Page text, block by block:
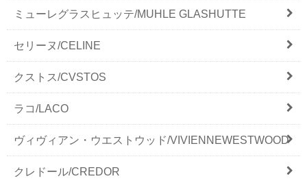
ミューレグラスヒュッテ/MUHLE GLASHUTTE
セリーヌ/CELINE
クストス/CVSTOS
ラコ/LACO
ヴィヴィアン・ウエストウッド/VIVIENNEWESTWOOD
クレドール/CREDOR